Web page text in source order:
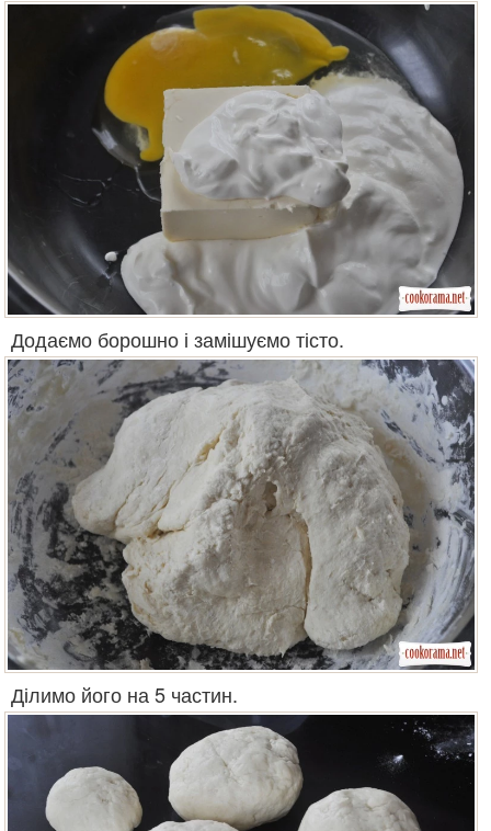
Додаємо борошно і замішуємо тісто.
Ділимо його на 5 частин.